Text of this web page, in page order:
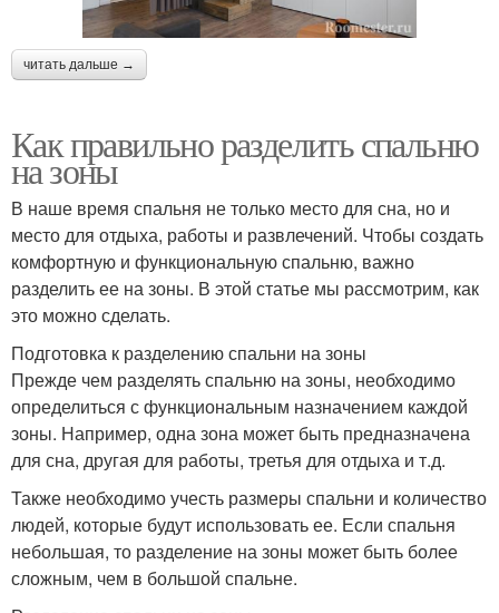
читать дальше →
Как правильно разделить спальню
на зоны
В наше время спальня не только место для сна, но и
место для отдыха, работы и развлечений. Чтобы создать
комфортную и функциональную спальню, важно
разделить ее на зоны. В этой статье мы рассмотрим, как
это можно сделать.
Подготовка к разделению спальни на зоны
Прежде чем разделять спальню на зоны, необходимо
определиться с функциональным назначением каждой
зоны. Например, одна зона может быть предназначена
для сна, другая для работы, третья для отдыха и т.д.
Также необходимо учесть размеры спальни и количество
людей, которые будут использовать ее. Если спальня
небольшая, то разделение на зоны может быть более
сложным, чем в большой спальне.